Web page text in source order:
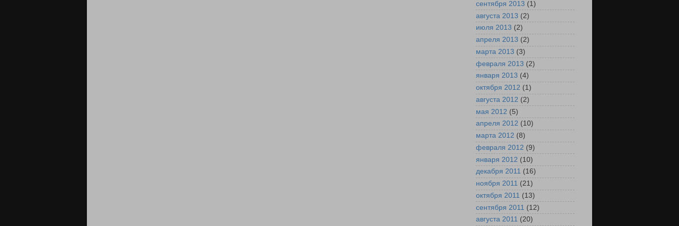
сентября 2013 (1)
августа 2013 (2)
июля 2013 (2)
апреля 2013 (2)
марта 2013 (3)
февраля 2013 (2)
января 2013 (4)
октября 2012 (1)
августа 2012 (2)
мая 2012 (5)
апреля 2012 (10)
марта 2012 (8)
февраля 2012 (9)
января 2012 (10)
декабря 2011 (16)
ноября 2011 (21)
октября 2011 (13)
сентября 2011 (12)
августа 2011 (20)